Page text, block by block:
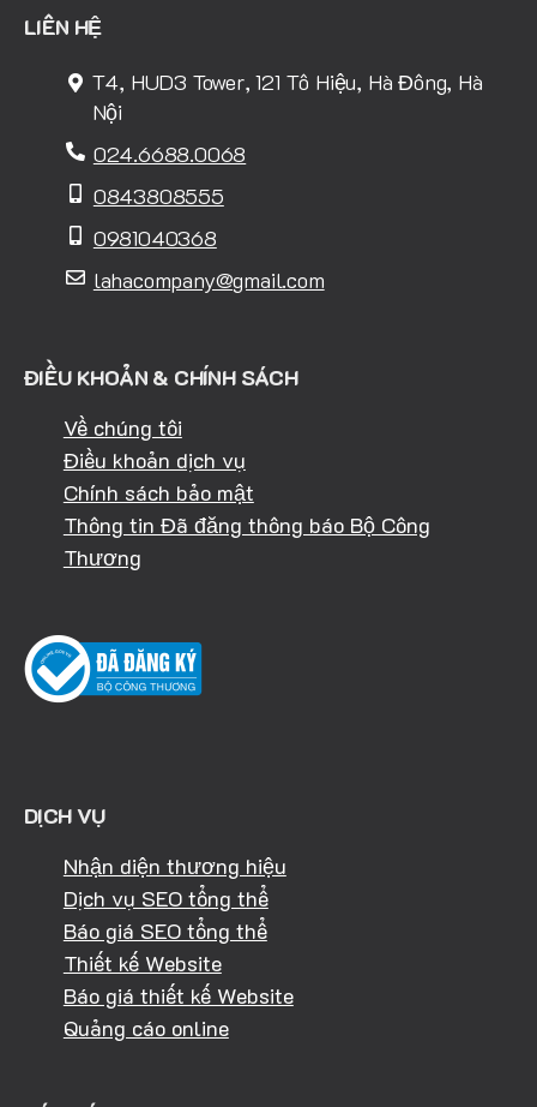
LIÊN HỆ
T4, HUD3 Tower, 121 Tô Hiệu, Hà Đông, Hà
Nội
024.6688.0068
0843808555
0981040368
lahacompany@gmail.com
ĐIỀU KHOẢN & CHÍNH SÁCH
Về chúng tôi
Điều khoản dịch vụ
Chính sách bảo mật
Thông tin Đã đăng thông báo Bộ Công
Thương
DỊCH VỤ
Nhận diện thương hiệu
Dịch vụ SEO tổng thể
Báo giá SEO tổng thể
Thiết kế Website
Báo giá thiết kế Website
Quảng cáo online